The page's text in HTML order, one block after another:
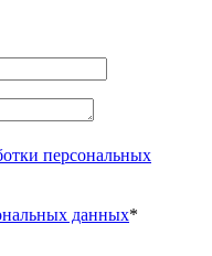
персональных
данных*